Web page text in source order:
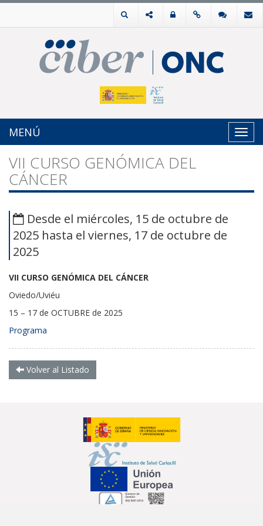
MENÚ
VII CURSO GENÓMICA DEL
CÁNCER
Desde el miércoles, 15 de octubre de
2025 hasta el viernes, 17 de octubre de
2025
VII CURSO GENÓMICA DEL CÁNCER
Oviedo/Uviéu
15 – 17 de OCTUBRE de 2025
Programa
Volver al Listado